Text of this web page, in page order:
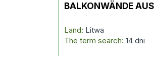
BALKONWÄNDE
Land: Litwa
The term search: 14 dni